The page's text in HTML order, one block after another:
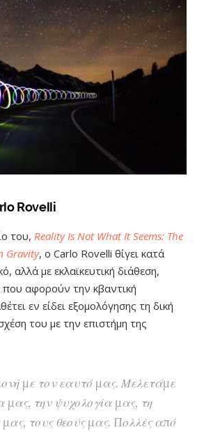
Rovelli
του, Reality Is Not What It Seems: The
Gravity, ο Carlo Rovelli θίγει κατά
αλλά με εκλαϊκευτική διάθεση,
αφορούν την κβαντική
εν είδει εξομολόγησης τη δική
του με την επιστήμη της
με τον εαυτό μας. Μελετάμε
μας, την ψυχολογία μας, τη
τους θεούς μας. Πολλές από